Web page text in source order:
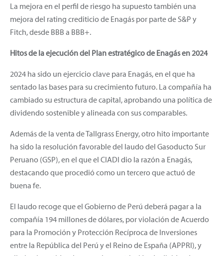
La mejora en el perfil de riesgo ha supuesto también una
mejora del rating crediticio de Enagás por parte de S&P y
Fitch, desde BBB a BBB+.
Hitos de la ejecución del Plan estratégico de Enagás en 2024
2024 ha sido un ejercicio clave para Enagás, en el que ha
sentado las bases para su crecimiento futuro. La compañía ha
cambiado su estructura de capital, aprobando una política de
dividendo sostenible y alineada con sus comparables.
Además de la venta de Tallgrass Energy, otro hito importante
ha sido la resolución favorable del laudo del Gasoducto Sur
Peruano (GSP), en el que el CIADI dio la razón a Enagás,
destacando que procedió como un tercero que actuó de
buena fe.
El laudo recoge que el Gobierno de Perú deberá pagar a la
compañía 194 millones de dólares, por violación de Acuerdo
para la Promoción y Protección Recíproca de Inversiones
entre la República del Perú y el Reino de España (APPRI), y